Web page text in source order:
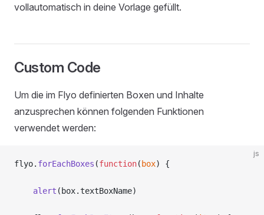
vollautomatisch in deine Vorlage gefüllt.
Custom Code
Um die im Flyo definierten Boxen und Inhalte
anzusprechen können folgenden Funktionen
verwendet werden:
js
flyo. forEachBoxes (function( box) {
    alert
(box.textBoxName)